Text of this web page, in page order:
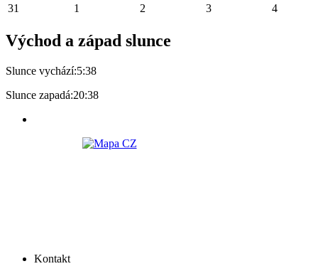
31
1 2 3 4
Východ a západ slunce
Slunce vychází:5:38
Slunce zapadá:20:38
Kontakt